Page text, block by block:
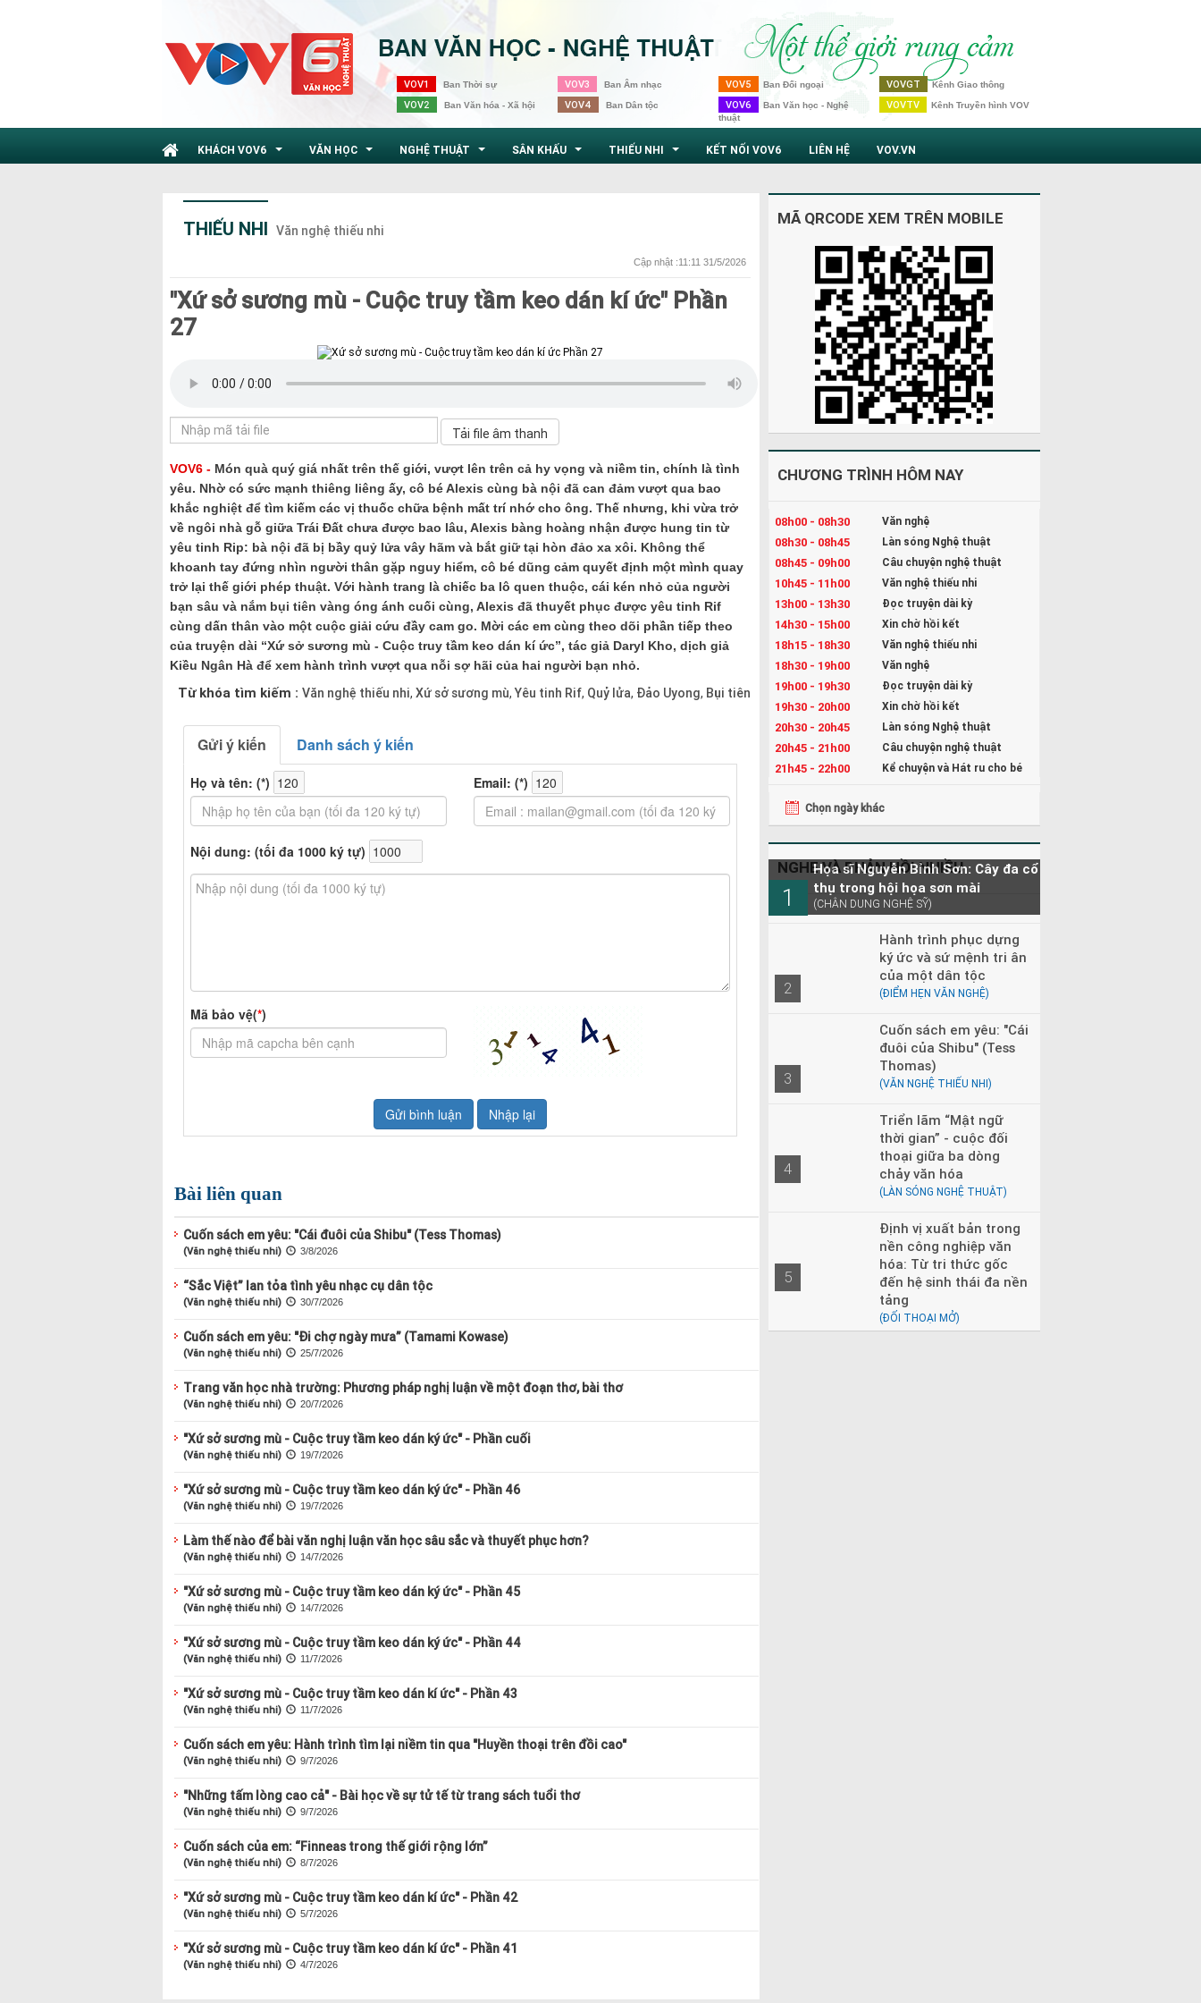
VOV1 Ban Thời sự
VOV2 Ban Văn hóa - Xã hội
VOV3 Ban Âm nhạc
VOV4 Ban Dân tộc
VOV5 Ban Đối ngoại
VOV6 Ban Văn học - Nghệ
thuật
VOVGT Kênh Giao thông
VOVTV Kênh Truyền hình VOV
KHÁCH VOV6 VĂN HỌC NGHỆ THUẬT SÂN KHẤU THIẾU NHI KẾT NỐI VOV6 LIÊN HỆ VOV.VN
THIẾU NHI Văn nghệ thiếu nhi
Cập nhật :11:11 31/5/2026
"Xứ sở sương mù - Cuộc truy tầm keo dán kí ức" Phần
27
VOV6 - Món quà quý giá nhất trên thế giới, vượt lên trên cả hy vọng và niềm tin, chính là tình
yêu. Nhờ có sức mạnh thiêng liêng ấy, cô bé Alexis cùng bà nội đã can đảm vượt qua bao
khắc nghiệt để tìm kiếm các vị thuốc chữa bệnh mất trí nhớ cho ông. Thế nhưng, khi vừa trở
về ngôi nhà gỗ giữa Trái Đất chưa được bao lâu, Alexis bàng hoàng nhận được hung tin từ
yêu tinh Rip: bà nội đã bị bầy quỷ lửa vây hãm và bắt giữ tại hòn đảo xa xôi. Không thể
khoanh tay đứng nhìn người thân gặp nguy hiểm, cô bé dũng cảm quyết định một mình quay
trở lại thế giới phép thuật. Với hành trang là chiếc ba lô quen thuộc, cái kén nhỏ của người
bạn sâu và nắm bụi tiên vàng óng ánh cuối cùng, Alexis đã thuyết phục được yêu tinh Rif
cùng dấn thân vào một cuộc giải cứu đầy cam go. Mời các em cùng theo dõi phần tiếp theo
của truyện dài “Xứ sở sương mù - Cuộc truy tầm keo dán kí ức”, tác giả Daryl Kho, dịch giả
Kiều Ngân Hà để xem hành trình vượt qua nỗi sợ hãi của hai người bạn nhỏ.
Từ khóa tìm kiếm : Văn nghệ thiếu nhi, Xứ sở sương mù, Yêu tinh Rif, Quỷ lửa, Đảo Uyong, Bụi tiên
Bài liên quan
Cuốn sách em yêu: "Cái đuôi của Shibu" (Tess Thomas)
(Văn nghệ thiếu nhi) 3/8/2026
“Sắc Việt” lan tỏa tình yêu nhạc cụ dân tộc
(Văn nghệ thiếu nhi) 30/7/2026
Cuốn sách em yêu: "Đi chợ ngày mưa” (Tamami Kowase)
(Văn nghệ thiếu nhi) 25/7/2026
Trang văn học nhà trường: Phương pháp nghị luận về một đoạn thơ, bài thơ
(Văn nghệ thiếu nhi) 20/7/2026
"Xứ sở sương mù - Cuộc truy tầm keo dán ký ức" - Phần cuối
(Văn nghệ thiếu nhi) 19/7/2026
"Xứ sở sương mù - Cuộc truy tầm keo dán ký ức" - Phần 46
(Văn nghệ thiếu nhi) 19/7/2026
Làm thế nào để bài văn nghị luận văn học sâu sắc và thuyết phục hơn?
(Văn nghệ thiếu nhi) 14/7/2026
"Xứ sở sương mù - Cuộc truy tầm keo dán ký ức" - Phần 45
(Văn nghệ thiếu nhi) 14/7/2026
"Xứ sở sương mù - Cuộc truy tầm keo dán ký ức" - Phần 44
(Văn nghệ thiếu nhi) 11/7/2026
"Xứ sở sương mù - Cuộc truy tầm keo dán kí ức" - Phần 43
(Văn nghệ thiếu nhi) 11/7/2026
Cuốn sách em yêu: Hành trình tìm lại niềm tin qua "Huyền thoại trên đồi cao"
(Văn nghệ thiếu nhi) 9/7/2026
"Những tấm lòng cao cả" - Bài học về sự tử tế từ trang sách tuổi thơ
(Văn nghệ thiếu nhi) 9/7/2026
Cuốn sách của em: “Finneas trong thế giới rộng lớn”
(Văn nghệ thiếu nhi) 8/7/2026
"Xứ sở sương mù - Cuộc truy tầm keo dán kí ức" - Phần 42
(Văn nghệ thiếu nhi) 5/7/2026
"Xứ sở sương mù - Cuộc truy tầm keo dán kí ức" - Phần 41
(Văn nghệ thiếu nhi) 4/7/2026
MÃ QRCODE XEM TRÊN MOBILE
CHƯƠNG TRÌNH HÔM NAY
08h00 - 08h30 Văn nghệ
08h30 - 08h45 Làn sóng Nghệ thuật
08h45 - 09h00 Câu chuyện nghệ thuật
10h45 - 11h00 Văn nghệ thiếu nhi
13h00 - 13h30 Đọc truyện dài kỳ
14h30 - 15h00 Xin chờ hồi kết
18h15 - 18h30 Văn nghệ thiếu nhi
18h30 - 19h00 Văn nghệ
19h00 - 19h30 Đọc truyện dài kỳ
19h30 - 20h00 Xin chờ hồi kết
20h30 - 20h45 Làn sóng Nghệ thuật
20h45 - 21h00 Câu chuyện nghệ thuật
21h45 - 22h00 Kể chuyện và Hát ru cho bé
Chọn ngày khác
NGHE VÀ PHẢN HỒI NHIỀU
1
Họa sĩ Nguyễn Bỉnh Sơn: Cây đa cổ
thụ trong hội họa sơn mài
(CHÂN DUNG NGHỆ SỸ)
2
Hành trình phục dựng
ký ức và sứ mệnh tri ân
của một dân tộc
(ĐIỂM HẸN VĂN NGHỆ)
3
Cuốn sách em yêu: "Cái
đuôi của Shibu" (Tess
Thomas)
(VĂN NGHỆ THIẾU NHI)
4
Triển lãm “Mật ngữ
thời gian” - cuộc đối
thoại giữa ba dòng
chảy văn hóa
(LÀN SÓNG NGHỆ THUẬT)
5
Định vị xuất bản trong
nền công nghiệp văn
hóa: Từ tri thức gốc
đến hệ sinh thái đa nền
tảng
(ĐỐI THOẠI MỞ)